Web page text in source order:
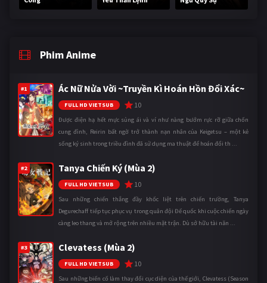
Phim Anime
#1 Ác Nữ Nửa Vời ~Truyền Kì Hoán Hồn Đổi Xác~
FULL HD VIETSUB 10
Được điện hạ hết mực sủng ái và ví như nàng bướm rực rỡ giữa chốn
cung đình, Reirin bất ngờ trở thành nạn nhân của Keigetsu – một kẻ
sống ký sinh trong triều đình đã sử dụng ma thuật để hoán đổi th ...
#2 Tanya Chiến Ký (Mùa 2)
FULL HD VIETSUB 10
Sau những chiến thắng đầy khốc liệt trên chiến trường, Tanya
Degurechaff tiếp tục phục vụ trong quân đội Đế quốc khi cuộc chiến ngày
càng leo thang và mở rộng trên nhiều mặt trận. Dù sở hữu tài năn ...
#3 Clevatess (Mùa 2)
FULL HD VIETSUB 10
Sau những biến cố làm thay đổi cục diện của thế giới, Clevatess (Season